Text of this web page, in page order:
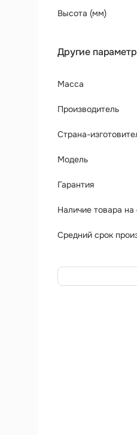
Высота (мм)
Другие
Масса
Производитель
Страна-
Модель
Гарантия
Наличие товара
Средний срок